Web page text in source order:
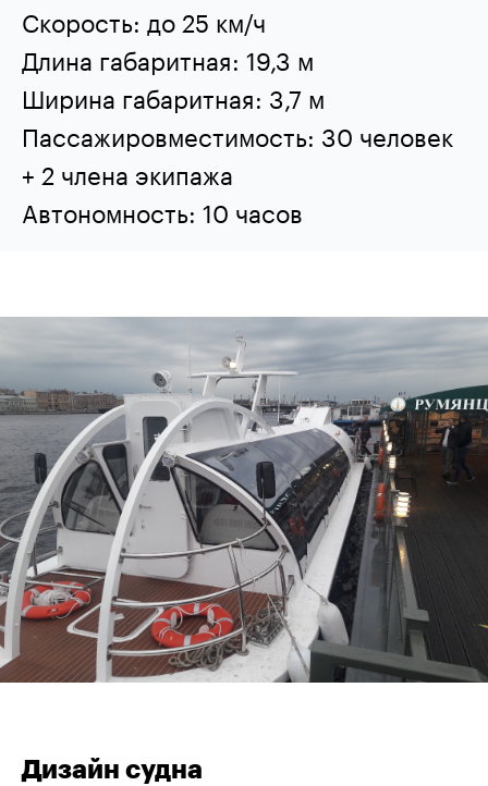
Скорость: до 25 км/ч
Длина габаритная: 19,3 м
Ширина габаритная: 3,7 м
Пассажировместимость: 30 человек
+ 2 члена экипажа
Автономность: 10 часов
Дизайн судна